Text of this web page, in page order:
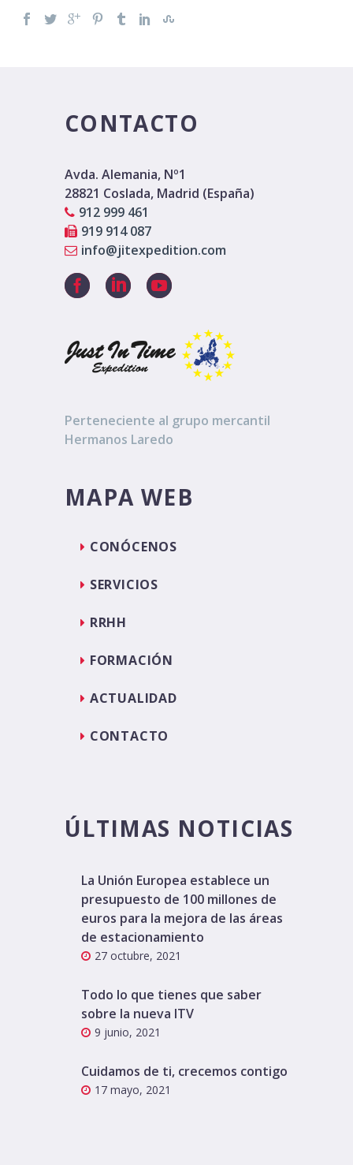
CONTACTO
Avda. Alemania, Nº1
28821 Coslada, Madrid (España)
912 999 461
919 914 087
info@jitexpedition.com
Perteneciente al grupo mercantil
Hermanos Laredo
MAPA WEB
CONÓCENOS
SERVICIOS
RRHH
FORMACIÓN
ACTUALIDAD
CONTACTO
ÚLTIMAS NOTICIAS
La Unión Europea establece un
presupuesto de 100 millones de
euros para la mejora de las áreas
de estacionamiento
27 octubre, 2021
Todo lo que tienes que saber
sobre la nueva ITV
9 junio, 2021
Cuidamos de ti, crecemos contigo
17 mayo, 2021